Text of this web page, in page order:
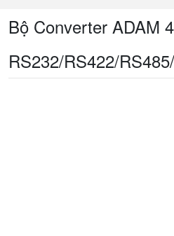
Bộ Converter ADAM
RS232/RS422/